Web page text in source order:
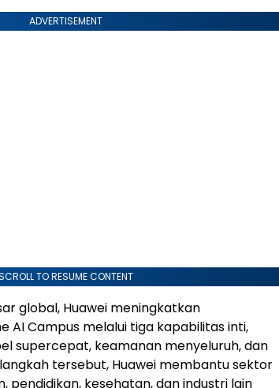
ADVERTISEMENT
TO RESUME CONTENT
global, Huawei meningkatkan
AI Campus melalui tiga kapabilitas inti,
supercepat, keamanan menyeluruh, dan
tersebut, Huawei membantu sektor
pendidikan, kesehatan, dan industri lain